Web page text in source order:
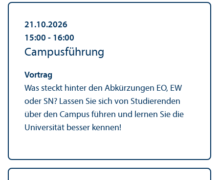
21.10.2026
15:00 ‐ 16:00
Campusführung
Vortrag
Was steckt hinter den Abkürzungen EO, EW
oder SN? Lassen Sie sich von Studierenden
über den Campus führen und lernen Sie die
Universität besser kennen!